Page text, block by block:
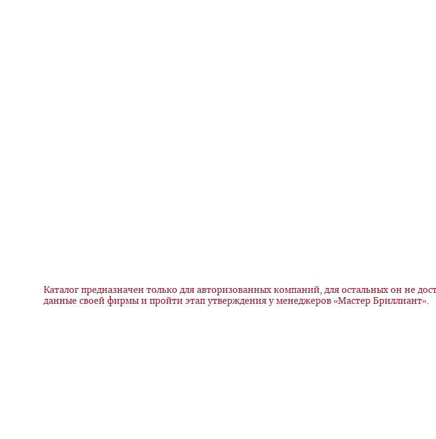
Каталог предназначен только для авторизованных компаний, для остальных он не
данные своей фирмы и пройти этап утверждения у менеджеров «Мастер Бриллиант».